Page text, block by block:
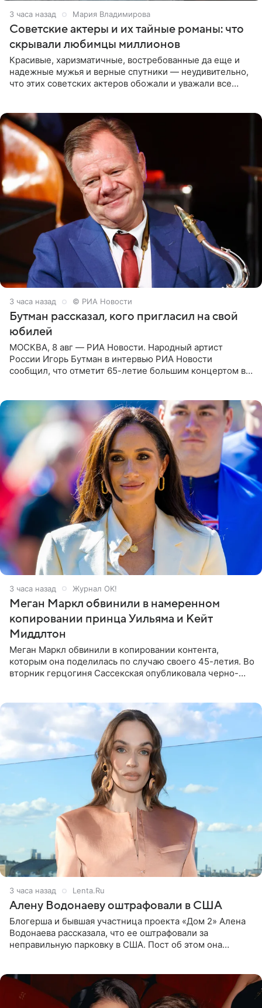
3 часа назад Мария Владимирова
Советские актеры и их тайные романы: что
скрывали любимцы миллионов
Красивые, харизматичные, востребованные да еще и
надежные мужья и верные спутники — неудивительно,
что этих советских актеров обожали и уважали все
3 часа назад © РИА Новости
Бутман рассказал, кого пригласил на свой
юбилей
МОСКВА, 8 авг — РИА Новости. Народный артист
России Игорь Бутман в интервью РИА Новости
сообщил, что отметит 65-летие большим концертом в
3 часа назад Журнал OK!
Меган Маркл обвинили в намеренном
копировании принца Уильяма и Кейт
Миддлтон
Меган Маркл обвинили в копировании контента,
которым она поделилась по случаю своего 45-летия. Во
вторник герцогиня Сассекская опубликовала черно-
3 часа назад Lenta.Ru
Алену Водонаеву оштрафовали в США
Блогерша и бывшая участница проекта «Дом 2» Алена
Водонаева рассказала, что ее оштрафовали за
неправильную парковку в США. Пост об этом она